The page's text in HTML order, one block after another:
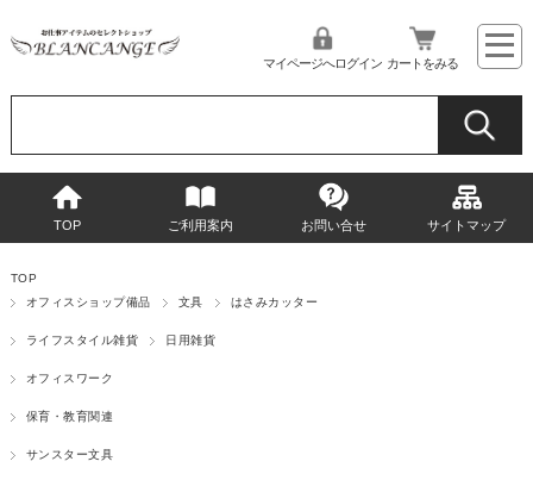
マイページへログイン カートをみる
TOP ご利用案内 お問い合せ サイトマップ
TOP
オフィスショップ備品
文具 はさみカッター
ライフスタイル雑貨 日用雑貨
オフィスワーク
保育・教育関連
サンスター文具